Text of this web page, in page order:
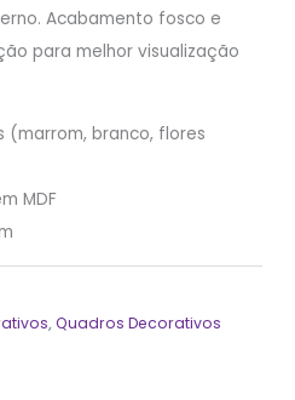
Acabamento fosco e
para melhor visualização
(marrom, branco, flores
MDF
,Quadros Decorativos